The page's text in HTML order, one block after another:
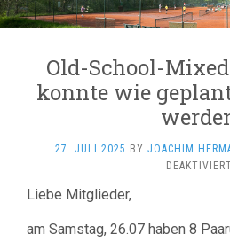
Old-School-
konnte wie
27. JULI 2025 BY JOACHIM
DEAKTIVIERT
Liebe Mitglieder,
am Samstag, 26.07 haben 8